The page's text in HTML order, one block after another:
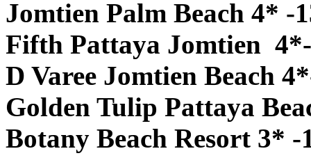
Jomtien Palm Beach 4* -
Fifth Pattaya Jomtien
D Varee Jomtien Beach
Golden Tulip Pattaya
Botany Beach Resort 3* -